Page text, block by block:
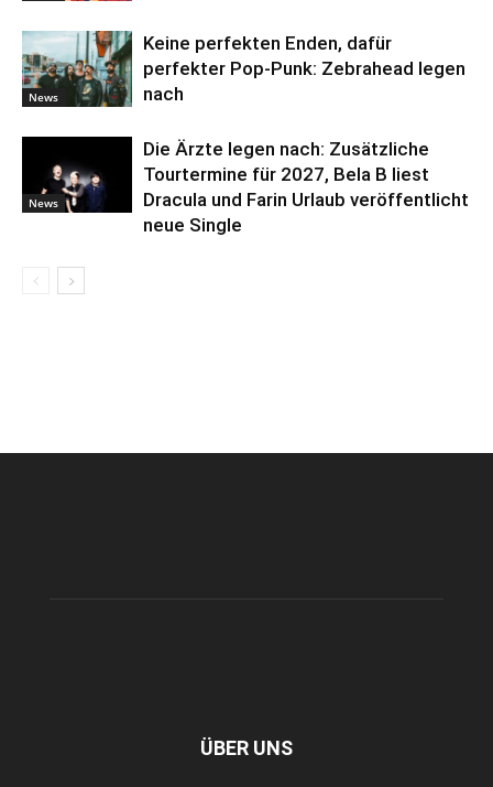
News
Keine perfekten Enden, dafür
perfekter Pop-Punk: Zebrahead legen
nach
News
Die Ärzte legen nach: Zusätzliche
Tourtermine für 2027, Bela B liest
Dracula und Farin Urlaub veröffentlicht
neue Single
ÜBER UNS